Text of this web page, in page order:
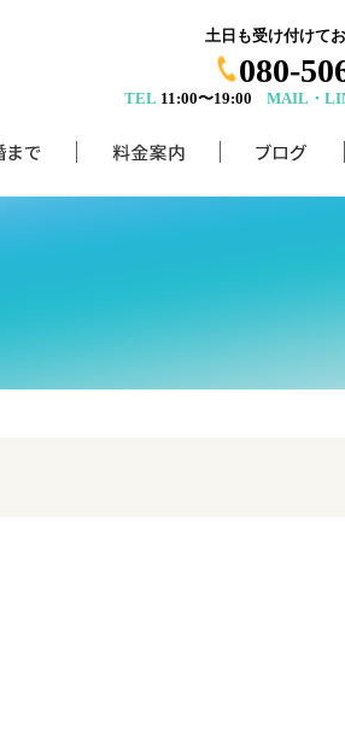
土日も受け付けて
080-
TEL 11:00〜19:00 MAIL・